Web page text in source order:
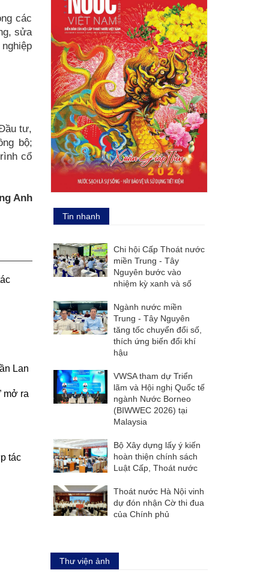
các
sửa
tư,
bộ;
cổ
Anh
Lan
mở ra
tác
Tin nhanh
Chi hội Cấp Thoát nước
miền Trung - Tây
Nguyên bước vào
nhiệm kỳ xanh và số
Ngành nước miền
Trung - Tây Nguyên
tăng tốc chuyển đổi số,
thích ứng biến đổi khí
hậu
VWSA tham dự Triển
lãm và Hội nghị Quốc tế
ngành Nước Borneo
(BIWWEC 2026) tại
Malaysia
Bộ Xây dựng lấy ý kiến
hoàn thiện chính sách
Luật Cấp, Thoát nước
Thoát nước Hà Nội vinh
dự đón nhận Cờ thi đua
của Chính phủ
Thư viện ảnh